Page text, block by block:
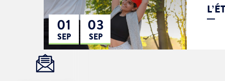
Je suis étudiant
01
SEP
03
SEP